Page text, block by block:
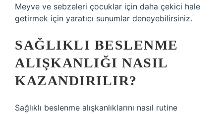
Meyve ve sebzeleri çocuklar için daha çekici hale
getirmek için yaratıcı sunumlar deneyebilirsiniz.
SAĞLIKLI BESLENME
ALIŞKANLIĞI NASIL
KAZANDIRILIR?
Sağlıklı beslenme alışkanlıklarını nasıl rutine